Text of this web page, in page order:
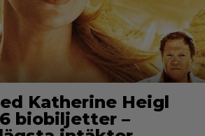
Katherine Heigl
biobiljetter –